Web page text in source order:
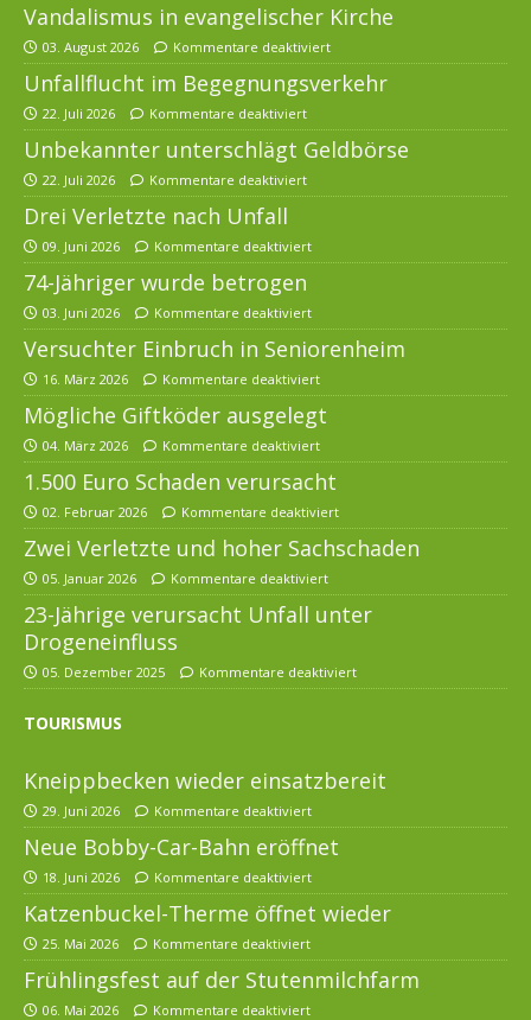
Vandalismus in evangelischer Kirche
03. August 2026 Kommentare deaktiviert
Unfallflucht im Begegnungsverkehr
22. Juli 2026 Kommentare deaktiviert
Unbekannter unterschlägt Geldbörse
22. Juli 2026 Kommentare deaktiviert
Drei Verletzte nach Unfall
09. Juni 2026 Kommentare deaktiviert
74-Jähriger wurde betrogen
03. Juni 2026 Kommentare deaktiviert
Versuchter Einbruch in Seniorenheim
16. März 2026 Kommentare deaktiviert
Mögliche Giftköder ausgelegt
04. März 2026 Kommentare deaktiviert
1.500 Euro Schaden verursacht
02. Februar 2026 Kommentare deaktiviert
Zwei Verletzte und hoher Sachschaden
05. Januar 2026 Kommentare deaktiviert
23-Jährige verursacht Unfall unter
Drogeneinfluss
05. Dezember 2025 Kommentare deaktiviert
TOURISMUS
Kneippbecken wieder einsatzbereit
29. Juni 2026 Kommentare deaktiviert
Neue Bobby-Car-Bahn eröffnet
18. Juni 2026 Kommentare deaktiviert
Katzenbuckel-Therme öffnet wieder
25. Mai 2026 Kommentare deaktiviert
Frühlingsfest auf der Stutenmilchfarm
06. Mai 2026 Kommentare deaktiviert